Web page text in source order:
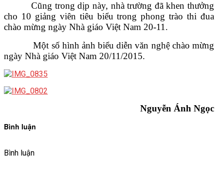
Cũng trong dịp này, nhà trường đã khen thưởng
cho 10 giảng viên tiêu biểu trong phong trào thi đua
chào mừng ngày Nhà giáo Việt Nam 20-11.
Một số hình ảnh biểu diễn văn nghệ chào mừng
ngày Nhà giáo Việt Nam 20/11/2015.
Nguyễn Ánh Ngọc
Bình luận
Bình luận